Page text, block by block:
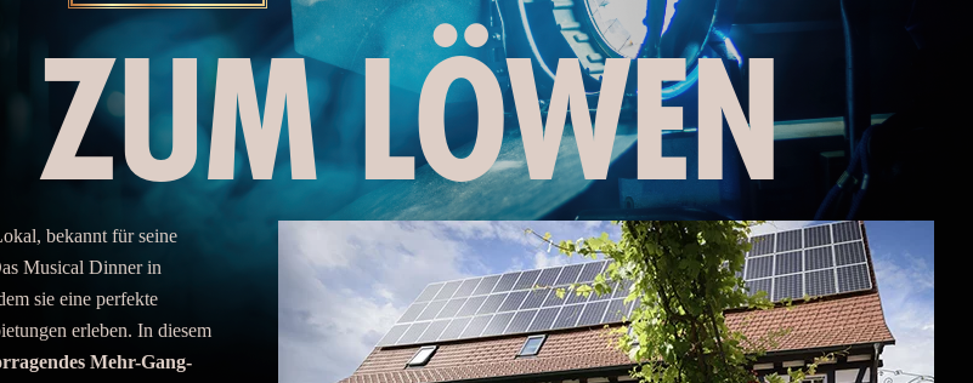
ZUM LÖWEN
bekannt für seine
Musical Dinner in
sie eine perfekte
erleben. In diesem
Mehr-Gang-